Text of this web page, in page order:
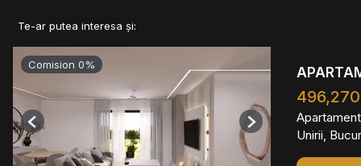
Te-ar putea interesa și:
Comision 0%
Previous Next
Unirii,